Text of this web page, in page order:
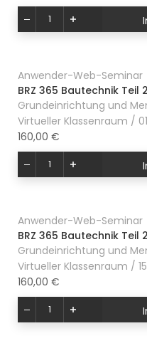
Anwender-Web-Seminar
BRZ 365 Bautechnik
Grundeinrichtung und
Virtueller Klassenraum /
160,00 €
Anwender-Web-Seminar
BRZ 365 Bautechnik
Grundeinrichtung und
Virtueller Klassenraum /
160,00 €